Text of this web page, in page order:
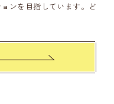
ンを目指しています。 ど